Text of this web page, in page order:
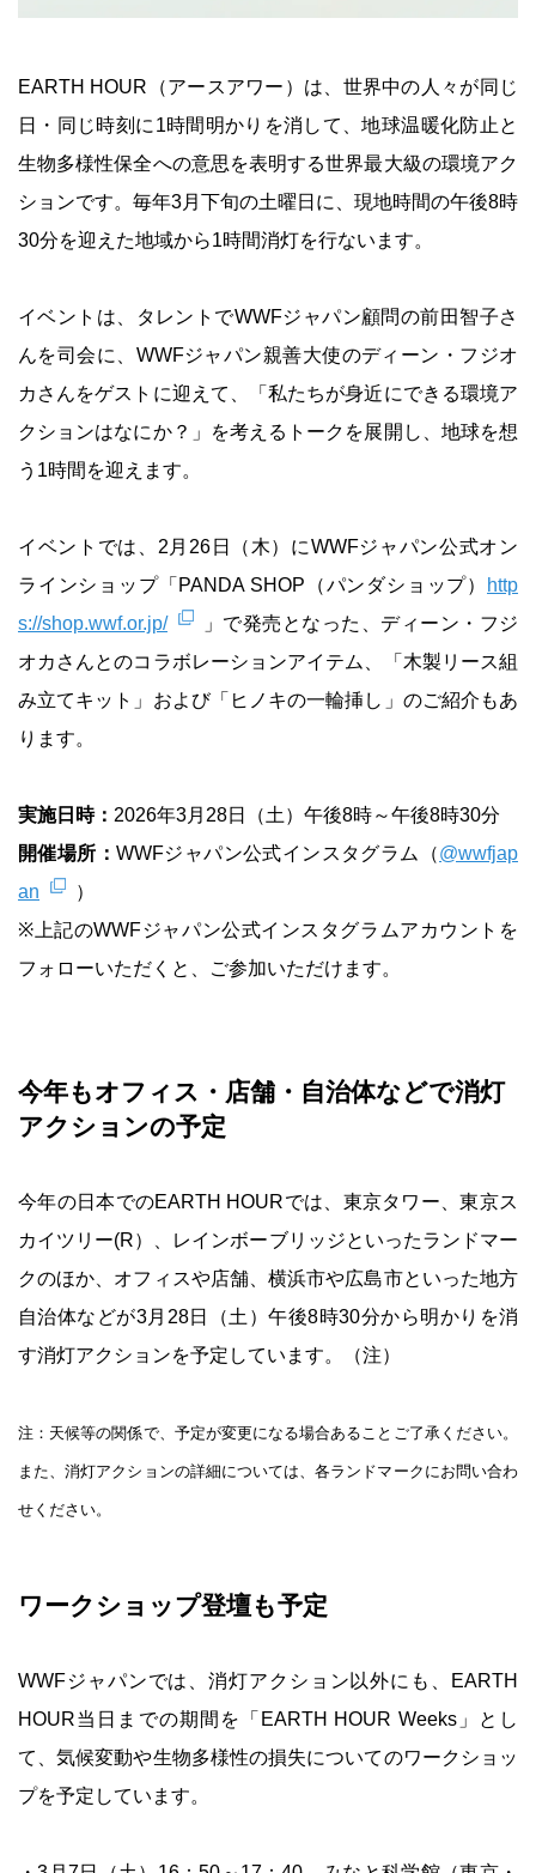
EARTH HOUR（アースアワー）は、世界中の人々が同じ
日・同じ時刻に1時間明かりを消して、地球温暖化防止と
生物多様性保全への意思を表明する世界最大級の環境アク
ションです。毎年3月下旬の土曜日に、現地時間の午後8時
30分を迎えた地域から1時間消灯を行ないます。
イベントは、タレントでWWFジャパン顧問の前田智子さ
んを司会に、WWFジャパン親善大使のディーン・フジオ
カさんをゲストに迎えて、「私たちが身近にできる環境ア
クションはなにか？」を考えるトークを展開し、地球を想
う1時間を迎えます。
イベントでは、2月26日（木）にWWFジャパン公式オン
ラインショップ「PANDA SHOP（パンダショップ）
http
s://shop.wwf.or.jp/
」で発売となった、ディーン・フジ
オカさんとのコラボレーションアイテム、「木製リース組
み立てキット」および「ヒノキの一輪挿し」のご紹介もあ
ります。
実施日時： 2026年3月28日（土）午後8時～午後8時30分
開催場所： WWFジャパン公式インスタグラム（@wwfjap
an
）
※上記のWWFジャパン公式インスタグラムアカウントを
フォローいただくと、ご参加いただけます。
今年もオフィス・店舗・自治体などで消灯
アクションの予定
今年の日本でのEARTH HOURでは、東京タワー、東京ス
カイツリー(R）、レインボーブリッジといったランドマー
クのほか、オフィスや店舗、横浜市や広島市といった地方
自治体などが3月28日（土）午後8時30分から明かりを消
す消灯アクションを予定しています。（注）
注：天候等の関係で、予定が変更になる場合あることご了承ください。
また、消灯アクションの詳細については、各ランドマークにお問い合わ
せください。
ワークショップ登壇も予定
WWFジャパンでは、消灯アクション以外にも、EARTH
HOUR当日までの期間を「EARTH HOUR Weeks」とし
て、気候変動や生物多様性の損失についてのワークショッ
プを予定しています。